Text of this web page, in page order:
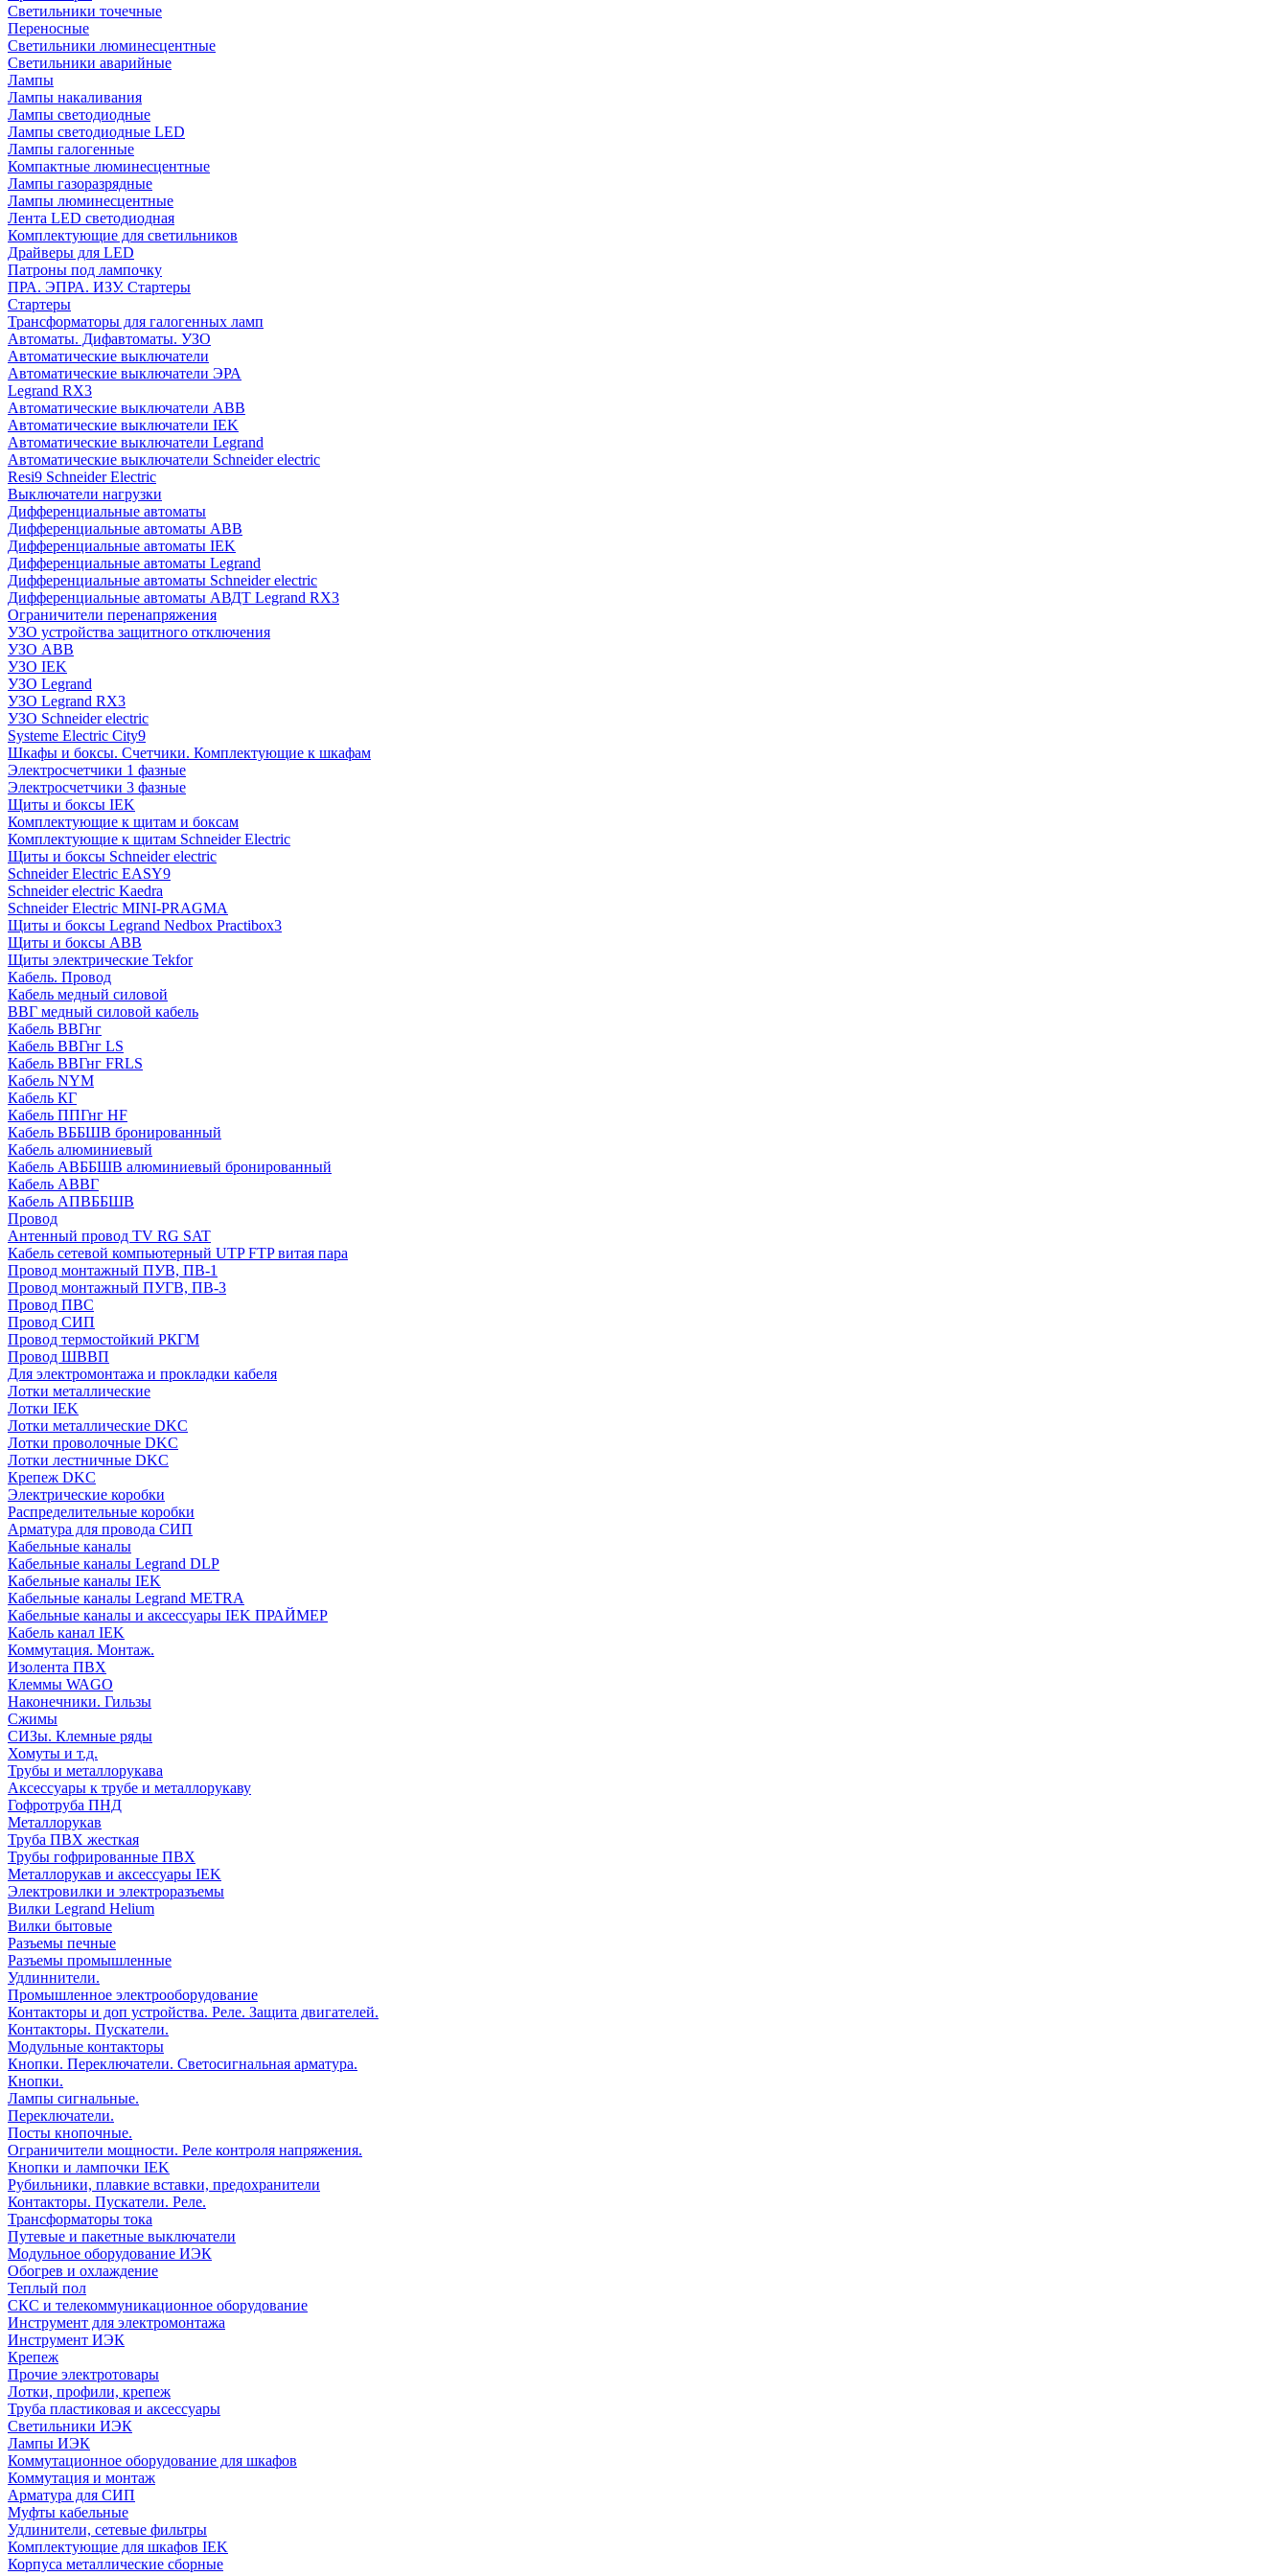
Cветильники точечные
Переносные
Светильники люминесцентные
Светильники аварийные
Лампы
Лампы накаливания
Лампы светодиодные
Лампы светодиодные LED
Лампы галогенные
Компактные люминесцентные
Лампы газоразрядные
Лампы люминесцентные
Лента LED светодиодная
Комплектующие для светильников
Драйверы для LED
Патроны под лампочку
ПРА. ЭПРА. ИЗУ. Стартеры
Стартеры
Трансформаторы для галогенных ламп
Автоматы. Дифавтоматы. УЗО
Автоматические выключатели
Автоматические выключатели ЭРА
Legrand RX3
Автоматические выключатели ABB
Автоматические выключатели IEK
Автоматические выключатели Legrand
Автоматические выключатели Schneider electric
Resi9 Schneider Electric
Выключатели нагрузки
Дифференциальные автоматы
Дифференциальные автоматы ABB
Дифференциальные автоматы IEK
Дифференциальные автоматы Legrand
Дифференциальные автоматы Schneider electric
Дифференциальные автоматы АВДТ Legrand RX3
Ограничители перенапряжения
УЗО устройства защитного отключения
УЗО ABB
УЗО IEK
УЗО Legrand
УЗО Legrand RX3
УЗО Schneider electric
Systeme Electric City9
Шкафы и боксы. Счетчики. Комплектующие к шкафам
Электросчетчики 1 фазные
Электросчетчики 3 фазные
Щиты и боксы IEK
Комплектующие к щитам и боксам
Комплектующие к щитам Schneider Electric
Щиты и боксы Schneider electric
Schneider Electric EASY9
Schneider electric Kaedra
Schneider Electric MINI-PRAGMA
Щиты и боксы Legrand Nedbox Practibox3
Щиты и боксы ABB
Щиты электрические Tekfor
Кабель. Провод
Кабель медный силовой
ВВГ медный силовой кабель
Кабель ВВГнг
Кабель ВВГнг LS
Кабель ВВГнг FRLS
Кабель NYM
Кабель КГ
Кабель ППГнг HF
Кабель ВББШВ бронированный
Кабель алюминиевый
Кабель АВББШВ алюминиевый бронированный
Кабель АВВГ
Кабель АПВББШВ
Провод
Антенный провод TV RG SAT
Кабель сетевой компьютерный UTP FTP витая пара
Провод монтажный ПУВ, ПВ-1
Провод монтажный ПУГВ, ПВ-3
Провод ПВС
Провод СИП
Провод термостойкий РКГМ
Провод ШВВП
Для электромонтажа и прокладки кабеля
Лотки металлические
Лотки IEK
Лотки металлические DKC
Лотки проволочные DKC
Лотки лестничные DKC
Крепеж DKC
Электрические коробки
Распределительные коробки
Арматура для провода СИП
Кабельные каналы
Кабельные каналы Legrand DLP
Кабельные каналы IEK
Кабельные каналы Legrand METRA
Кабельные каналы и аксессуары IEK ПРАЙМЕР
Кабель канал IEK
Коммутация. Монтаж.
Изолента ПВХ
Клеммы WAGO
Наконечники. Гильзы
Сжимы
СИЗы. Клемные ряды
Хомуты и т.д.
Трубы и металлорукава
Аксессуары к трубе и металлорукаву
Гофротруба ПНД
Металлорукав
Труба ПВХ жесткая
Трубы гофрированные ПВХ
Металлорукав и аксессуары IEK
Электровилки и электроразъемы
Вилки Legrand Helium
Вилки бытовые
Разъемы печные
Разъемы промышленные
Удлиннители.
Промышленное электрооборудование
Контакторы и доп устройства. Реле. Защита двигателей.
Контакторы. Пускатели.
Модульные контакторы
Кнопки. Переключатели. Светосигнальная арматура.
Кнопки.
Лампы сигнальные.
Переключатели.
Посты кнопочные.
Ограничители мощности. Реле контроля напряжения.
Кнопки и лампочки IEK
Рубильники, плавкие вставки, предохранители
Контакторы. Пускатели. Реле.
Трансформаторы тока
Путевые и пакетные выключатели
Модульное оборудование ИЭК
Обогрев и охлаждение
Теплый пол
СКС и телекоммуникационное оборудование
Инструмент для электромонтажа
Инструмент ИЭК
Крепеж
Прочие электротовары
Лотки, профили, крепеж
Труба пластиковая и аксессуары
Светильники ИЭК
Лампы ИЭК
Коммутационное оборудование для шкафов
Коммутация и монтаж
Арматура для СИП
Муфты кабельные
Удлинители, сетевые фильтры
Комплектующие для шкафов IEK
Корпуса металлические сборные